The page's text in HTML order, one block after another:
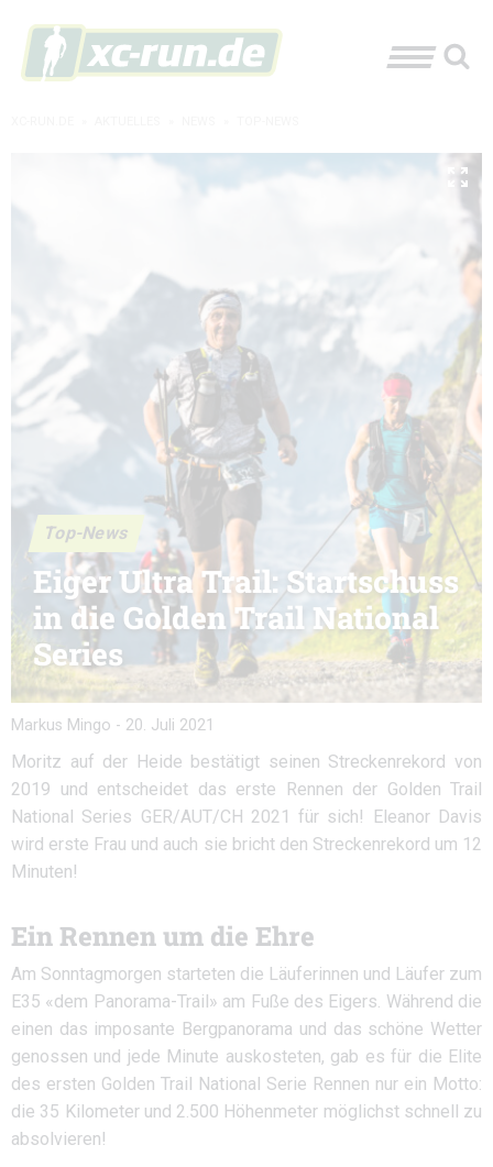
Top-News
Eiger Ultra Trail: Startschuss
in die Golden Trail National
Series
Markus Mingo - 20. Juli 2021
Moritz auf der Heide bestätigt seinen Streckenrekord von
2019 und entscheidet das erste Rennen der Golden Trail
National Series GER/AUT/CH 2021 für sich! Eleanor Davis
wird erste Frau und auch sie bricht den Streckenrekord um 12
Minuten!
Ein Rennen um die Ehre
Am Sonntagmorgen starteten die Läuferinnen und Läufer zum
E35 «dem Panorama-Trail» am Fuße des Eigers. Während die
einen das imposante Bergpanorama und das schöne Wetter
genossen und jede Minute auskosteten, gab es für die Elite
des ersten Golden Trail National Serie Rennen nur ein Motto:
die 35 Kilometer und 2.500 Höhenmeter möglichst schnell zu
absolvieren!